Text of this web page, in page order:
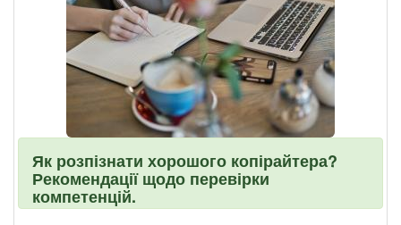
Як розпізнати хорошого копірайтера?
Рекомендації щодо перевірки
компетенцій.